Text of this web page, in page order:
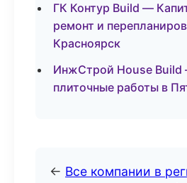
ГК Контур Build —
ремонт и
Красноярск
ИнжСтрой House Build
плиточные работы в
← Все компании в